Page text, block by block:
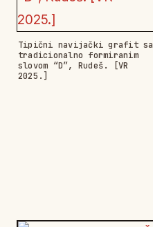
Tipični navijački grafit sa
tradicionalno formiranim
slovom “D”, Rudeš. [VR
2025.]